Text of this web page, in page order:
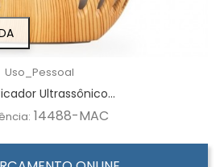
Uso_Pessoal
Ultrassônico...
14488-MAC